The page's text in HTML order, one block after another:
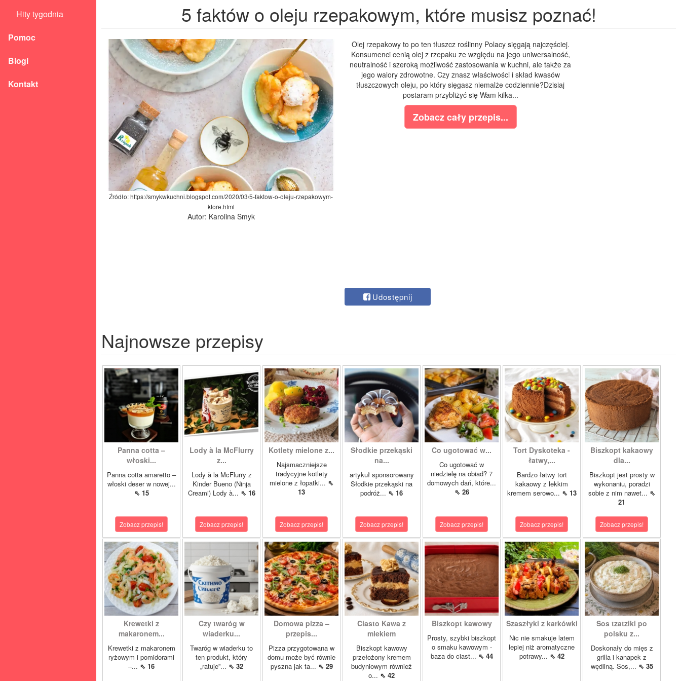
Hity tygodnia
Pomoc
Blogi
Kontakt
5 faktów o oleju rzepakowym, które musisz poznać!
Źródło: https://smykwkuchni.blogspot.com/2020/03/5-faktow-o-oleju-rzepakowym-
ktore.html
Autor: Karolina Smyk
Olej rzepakowy to po ten tłuszcz roślinny Polacy sięgają najczęściej.
Konsumenci cenią olej z rzepaku ze względu na jego uniwersalność,
neutralność i szeroką możliwość zastosowania w kuchni, ale także za
jego walory zdrowotne. Czy znasz właściwości i skład kwasów
tłuszczowych oleju, po który sięgasz niemalże codziennie?Dzisiaj
postaram przybliżyć się Wam kilka...
Zobacz cały przepis...
Udostępnij
Najnowsze przepisy
Panna cotta –
włoski...
Panna cotta amaretto –
włoski deser w nowej...
⇖ 15
Zobacz przepis!
Lody à la McFlurry
z...
Lody à la McFlurry z
Kinder Bueno (Ninja
Creami) Lody à... ⇖ 16
Zobacz przepis!
Kotlety mielone z...
Najsmaczniejsze
tradycyjne kotlety
mielone z łopatki... ⇖
13
Zobacz przepis!
Słodkie przekąski
na...
artykuł sponsorowany
Słodkie przekąski na
podróż... ⇖ 16
Zobacz przepis!
Co ugotować w...
Co ugotować w
niedzielę na obiad? 7
domowych dań, które...
⇖ 26
Zobacz przepis!
Tort Dyskoteka -
łatwy,...
Bardzo łatwy tort
kakaowy z lekkim
kremem serowo... ⇖ 13
Zobacz przepis!
Biszkopt kakaowy
dla...
Biszkopt jest prosty w
wykonaniu, poradzi
sobie z nim nawet... ⇖
21
Zobacz przepis!
Krewetki z
makaronem...
Krewetki z makaronem
ryżowym i pomidorami
–... ⇖ 16
Czy twaróg w
wiaderku...
Twaróg w wiaderku to
ten produkt, który
„ratuje”... ⇖ 32
Domowa pizza –
przepis...
Pizza przygotowana w
domu może być równie
pyszna jak ta... ⇖ 29
Ciasto Kawa z
mlekiem
Biszkopt kawowy
przełożony kremem
budyniowym również
o... ⇖ 42
Biszkopt kawowy
Prosty, szybki biszkopt
o smaku kawowym -
baza do ciast... ⇖ 44
Szaszłyki z karkówki
Nic nie smakuje latem
lepiej niż aromatyczne
potrawy... ⇖ 42
Sos tzatziki po
polsku z...
Doskonały do mięs z
grilla i kanapek z
wędliną. Sos,... ⇖ 35